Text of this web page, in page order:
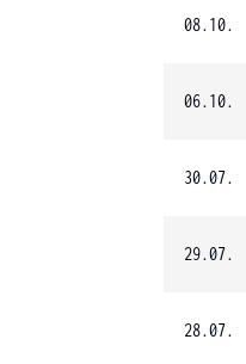
08.10.
06.10.
30.07.
29.07.
28.07.